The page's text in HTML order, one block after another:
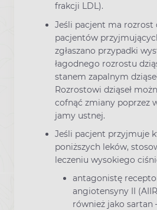
frakcji LDL).
Jeśli pacjent ma rozrost
pacjentów
zgłaszano przypadki
łagodnego rozrostu
stanem zapalnym
Rozrostowi dziąseł
cofnąć zmiany poprzez
jamy ustnej.
Jeśli pacjent przyjmuje
poniższych leków,
leczeniu wysokiego
antagonistę
angiotensyny II
również jako sartan